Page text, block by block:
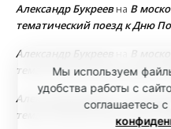
Александр Букреевна В
тематический поезд к Дню
Александр Букреев
В
тематический поезд к Дню
Александр Букреев
В
тематический поезд к Дню
Мы используем
удобства работы с
соглашаетесь